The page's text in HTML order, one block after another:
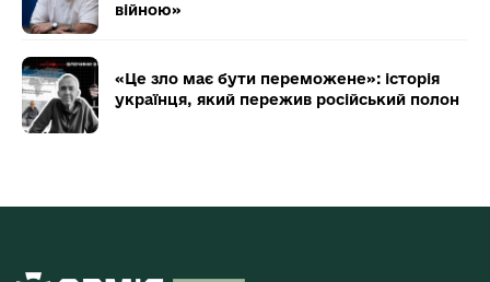
війною»
«Це зло має бути переможене»: історія
українця, який пережив російський полон